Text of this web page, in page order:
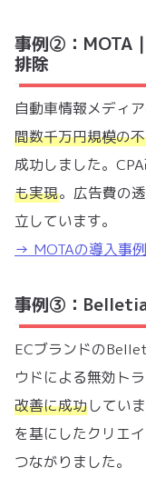
事例②：MOTA
排除
自動車情報メディ
間数千万円規模の
成功しました。CPA
も実現。広告費の
立しています。
→ MOTAの導入事
事例③：Belletia
ECブランドの
ウドによる無効ト
改善に成功してい
を基にしたクリエ
つながりました。